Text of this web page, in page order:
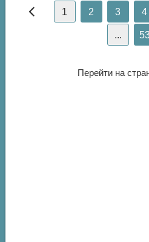
1 2 3 4
...
Перейти на